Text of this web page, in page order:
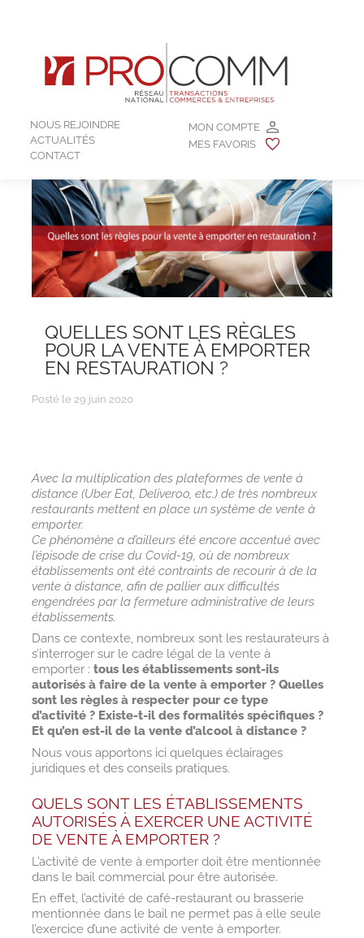
MON COMPTE
MES FAVORIS
NOUS REJOINDRE
ACTUALITÉS
CONTACT
Avec la multiplication des plateformes de vente à
distance (Uber Eat, Deliveroo, etc.) de très nombreux
restaurants mettent en place un système de vente à
emporter.
Ce phénomène a d’ailleurs été encore accentué avec
l’épisode de crise du Covid-19, où de nombreux
établissements ont été contraints de recourir à de la
vente à distance, afin de pallier aux difficultés
engendrées par la fermeture administrative de leurs
établissements.
Dans ce contexte, nombreux sont les restaurateurs à
s’interroger sur le cadre légal de la vente à
emporter : tous les établissements sont-ils
autorisés à faire de la vente à emporter ? Quelles
sont les règles à respecter pour ce type
d’activité ? Existe-t-il des formalités spécifiques ?
Et qu’en est-il de la vente d’alcool à distance ?
Nous vous apportons ici quelques éclairages
juridiques et des conseils pratiques.
QUELS SONT LES ÉTABLISSEMENTS
AUTORISÉS À EXERCER UNE ACTIVITÉ
DE VENTE À EMPORTER ?
L’activité de vente à emporter doit être mentionnée
dans le bail commercial pour être autorisée.
En effet, l’activité de café-restaurant ou brasserie
mentionnée dans le bail ne permet pas à elle seule
l’exercice d’une activité de vente à emporter.
QUELLES SONT LES RÈGLES
POUR LA VENTE À EMPORTER
EN RESTAURATION ?
Posté le 29 juin 2020